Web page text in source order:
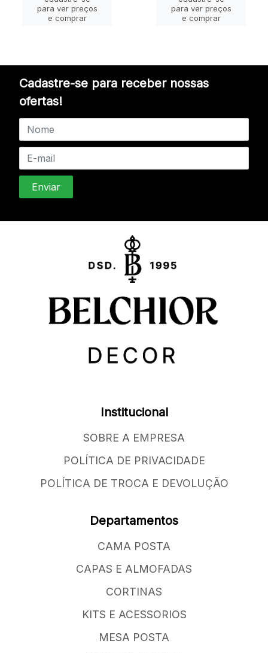
para ver preços
e comprar
para ver preços
e comprar
Cadastre-se para receber nossas
ofertas!
Institucional
SOBRE A EMPRESA
POLÍTICA DE PRIVACIDADE
POLÍTICA DE TROCA E DEVOLUÇÃO
Departamentos
CAMA POSTA
CAPAS E ALMOFADAS
CORTINAS
KITS E ACESSORIOS
MESA POSTA